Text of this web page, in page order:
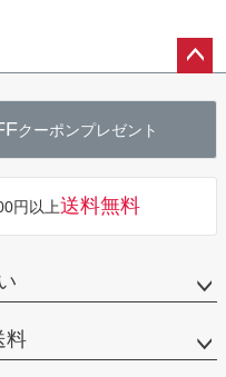
へ
クーポンプレゼント
円以上送料無料
料